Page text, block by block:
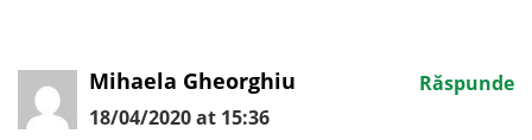
Mihaela Gheorghiu
18/04/2020 at 15:36
Răspunde